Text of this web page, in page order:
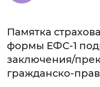
Без
Нормальный
Памятка
формы ЕФС-1
заключения/
гражданско-